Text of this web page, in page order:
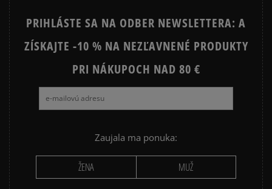
Ako zhromažďujeme recenzie?
Recenzie zákazníkov
PRIHLÁSTE SA NA ODBER NEWSLETTERA: A
ZÍSKAJTE -10 % NA NEZĽAVNENÉ PRODUKTY
PRI NÁKUPOCH NAD 80 €
Zaujala ma ponuka:
ŽENA MUŽ